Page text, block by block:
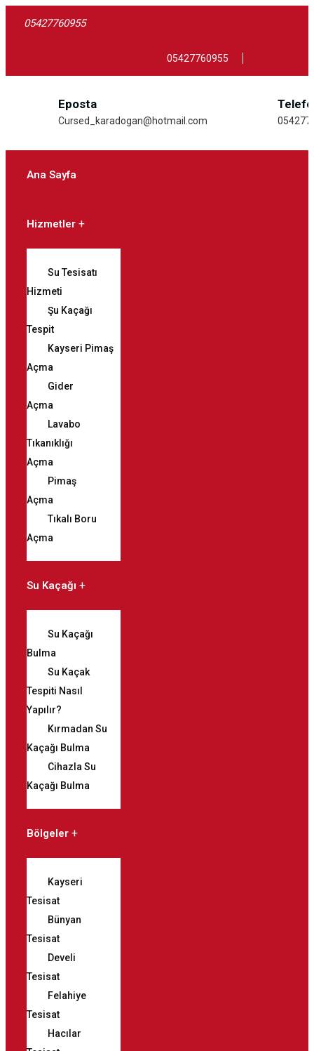
05427760955
05427760955
Eposta
Cursed_karadogan@hotmail.com
Ana Sayfa
Hizmetler
Su Tesisatı
Hizmeti
Şu Kaçağı
Tespit
Kayseri Pimaş
Açma
Gider
Açma
Lavabo
Tıkanıklığı
Açma
Pimaş
Açma
Tıkalı Boru
Açma
Su Kaçağı
Su Kaçağı
Bulma
Su Kaçak
Tespiti Nasıl
Yapılır?
Kırmadan Su
Kaçağı Bulma
Cihazla Su
Kaçağı Bulma
Bölgeler
Kayseri
Tesisat
Bünyan
Tesisat
Develi
Tesisat
Felahiye
Tesisat
Hacılar